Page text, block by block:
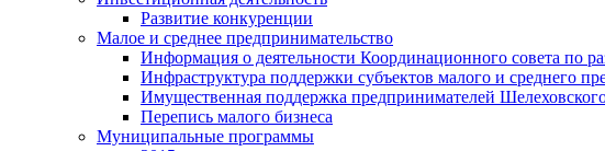
Развитие конкуренции
Малое и среднее предпринимательство
Информация о деятельности Координационного совета по
Инфраструктура поддержки субъектов малого и среднего
Имущественная поддержка предпринимателей
Перепись малого бизнеса
Муниципальные программы